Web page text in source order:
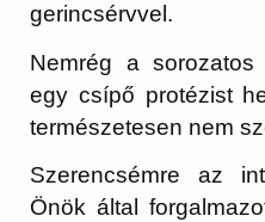
gerincsérvvel.
Nemrég a
egy csípő protézist
természetesen nem
Szerencsémre az
Önök által